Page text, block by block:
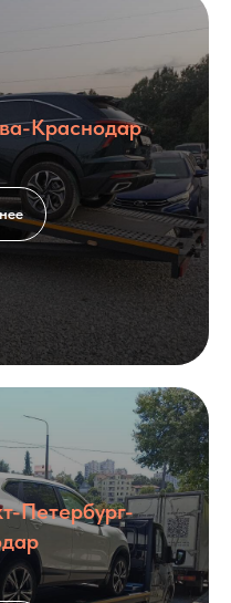
Краснодар
Петербург-